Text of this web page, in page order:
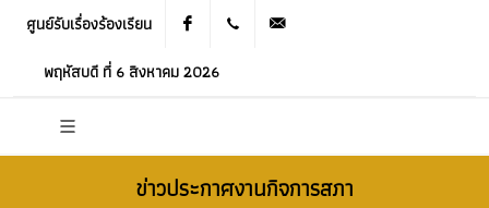
ศูนย์รับเรื่องร้องเรียน Facebook 021905536
พฤหัสบดี ที่ 6 สิงหาคม 2026
ข่าวประกาศงานกิจการสภา